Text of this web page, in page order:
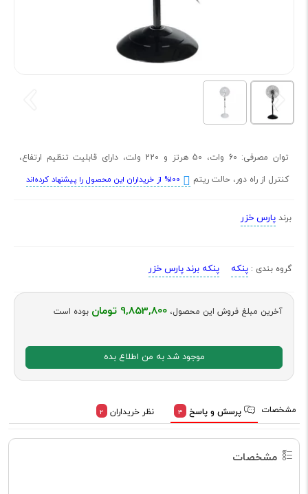
توان مصرفی: 60 وات، 50 هرتز و 220 ولت، دارای قابلیت تنظیم ارتفاع،
کنترل از راه دور، حالت ریتم
%100 از خریداران این محصول را پیشنهاد کرده‌اند
برند پارس خزر
گروه بندی : پنکه پنکه برند پارس خزر
آخرین مبلغ فروش این محصول، 9,853,800 تومان بوده است
موجود شد به من اطلاع بده
مشخصات پرسش و پاسخ 3 نظر خریداران 2
مشخصات